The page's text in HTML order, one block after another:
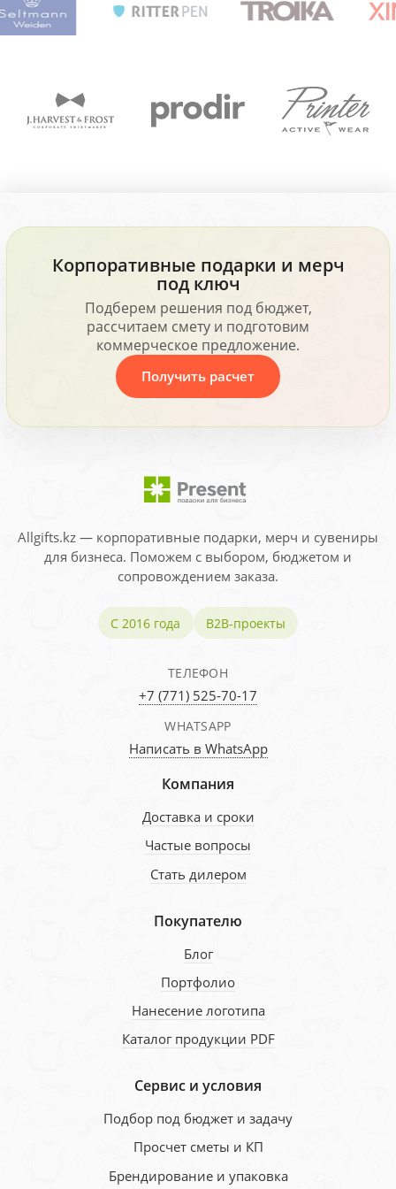
Корпоративные подарки и мерч
под ключ
Подберем решения под бюджет,
рассчитаем смету и подготовим
коммерческое предложение.
Получить расчет
Allgifts.kz — корпоративные подарки, мерч и сувениры
для бизнеса. Поможем с выбором, бюджетом и
сопровождением заказа.
С 2016 года B2B-проекты
ТЕЛЕФОН
+7 (771) 525-70-17
WHATSAPP
Написать в WhatsApp
Компания
Доставка и сроки
Частые вопросы
Стать дилером
Покупателю
Блог
Портфолио
Нанесение логотипа
Каталог продукции PDF
Сервис и условия
Подбор под бюджет и задачу
Просчет сметы и КП
Брендирование и упаковка